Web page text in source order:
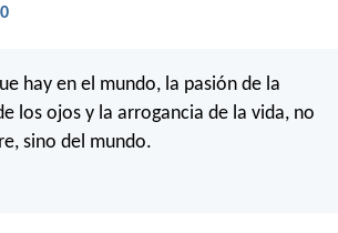
hay en el mundo, la pasión de la
los ojos y la arrogancia de la vida, no
sino del mundo.